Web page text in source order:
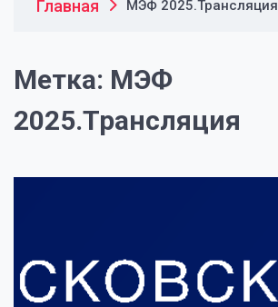
Главная МЭФ 2025.Трансляция
Метка: МЭФ
2025.Трансляция